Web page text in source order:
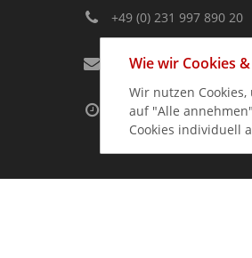
+49 (0) 231 997 890 20
info@gastro-
Kundenberatung
Mo-Do: 09:00 – 17:00
Wie wir Cookies
Wir nutzen
auf "Alle
Cookies individuell